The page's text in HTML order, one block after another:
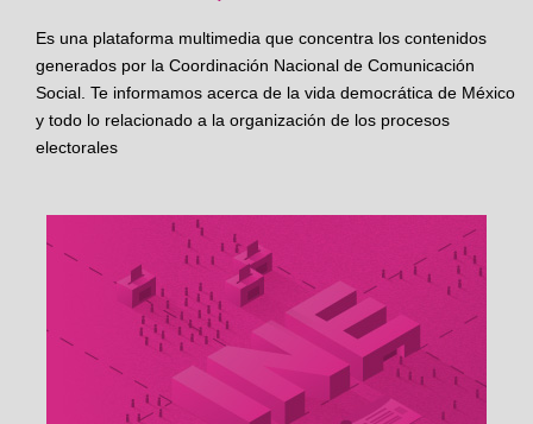
Es una plataforma multimedia que concentra los contenidos
generados por la Coordinación Nacional de Comunicación
Social. Te informamos acerca de la vida democrática de México
y todo lo relacionado a la organización de los procesos
electorales